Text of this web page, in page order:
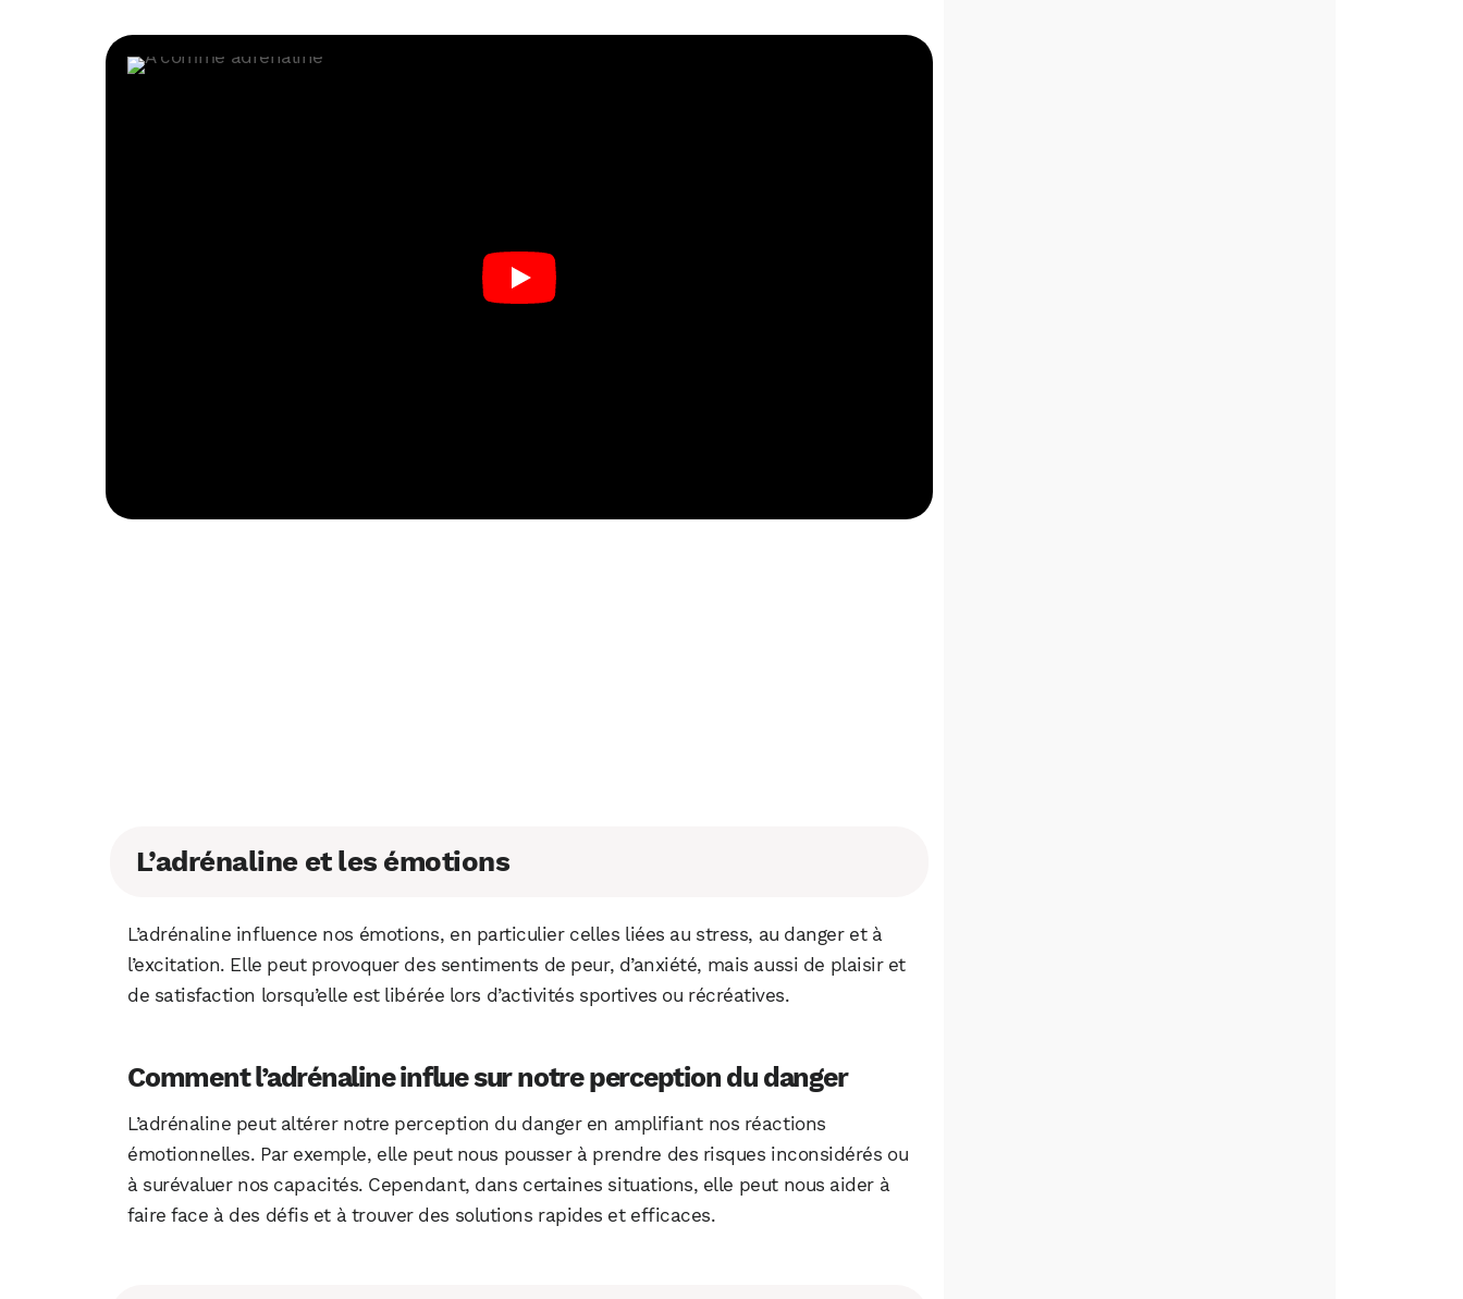
L’adrénaline et les émotions
L’adrénaline influence nos émotions, en particulier celles liées au stress, au danger et à
l’excitation. Elle peut provoquer des sentiments de peur, d’anxiété, mais aussi de plaisir et
de satisfaction lorsqu’elle est libérée lors d’activités sportives ou récréatives.
Comment l’adrénaline influe sur notre perception du danger
L’adrénaline peut altérer notre perception du danger en amplifiant nos réactions
émotionnelles. Par exemple, elle peut nous pousser à prendre des risques inconsidérés ou
à surévaluer nos capacités. Cependant, dans certaines situations, elle peut nous aider à
faire face à des défis et à trouver des solutions rapides et efficaces.